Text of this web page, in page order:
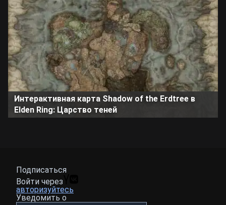
Интерактивная карта Shadow of the Erdtree в
Elden Ring: Царство теней
Подписаться
Войти через
авторизуйтесь
Уведомить о